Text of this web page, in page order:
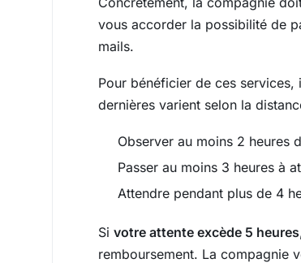
vous accorder la possibilité de
mails.
Pour bénéficier de ces
dernières varient selon la
Observer au moins 2 heures
Passer au moins 3 heures à
Attendre pendant plus de 4
Si votre attente excède 5 heures
remboursement. La compagnie